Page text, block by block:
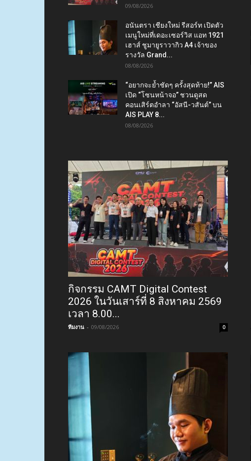
09/08/2026
อนันตรา เชียงใหม่ รีสอร์ท เปิดตัว
เมนูใหม่ที่เดอะเซอร์วิส แอท 1921
เฮาส์ ชูมายูราวากิว A4 เจ้าของ
รางวัล Grand...
08/08/2026
“อยากจะย้ำชัดๆ ครั้งสุดท้าย!” AIS
เปิด “โซนหน้าจอ” ชวนดูสด
คอนเสิร์ตอำลา “อัสนี-วสันต์” บน
AIS PLAY 8...
08/08/2026
กิจกรรม CAMT Digital Contest
2026 ในวันเสาร์ที่ 8 สิงหาคม 2569
เวลา 8.00...
ทีมงาน - 09/08/2026 0